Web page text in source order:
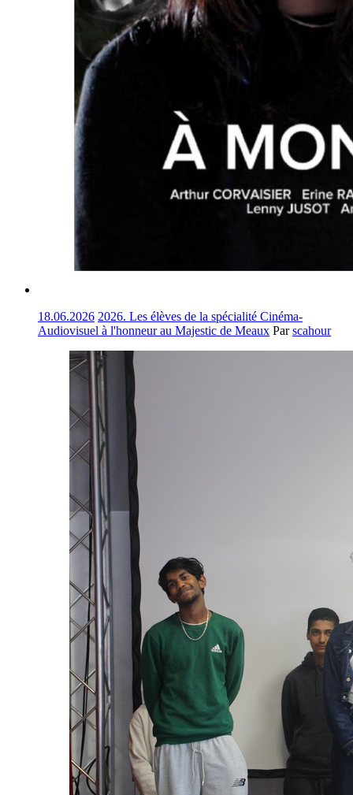
18.06.2026 2026. Les élèves de la spécialité Cinéma-
Audiovisuel à l'honneur au Majestic de Meaux Parscahour